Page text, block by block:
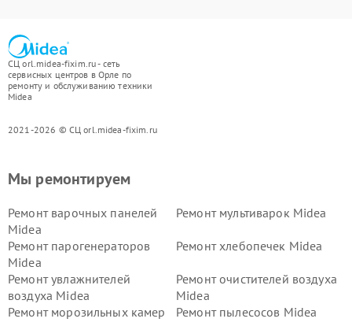
СЦ orl.midea-fixim.ru - сеть
сервисных центров в Орле по
ремонту и обслуживанию техники
Midea
2021-2026 © СЦ orl.midea-fixim.ru
Мы ремонтируем
Ремонт варочных панелей
Midea
Ремонт мультиварок Midea
Ремонт парогенераторов
Midea
Ремонт хлебопечек Midea
Ремонт увлажнителей
воздуха Midea
Ремонт очистителей воздуха
Midea
Ремонт морозильных камер
Ремонт пылесосов Midea